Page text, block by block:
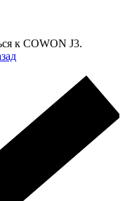
к COWON J3.